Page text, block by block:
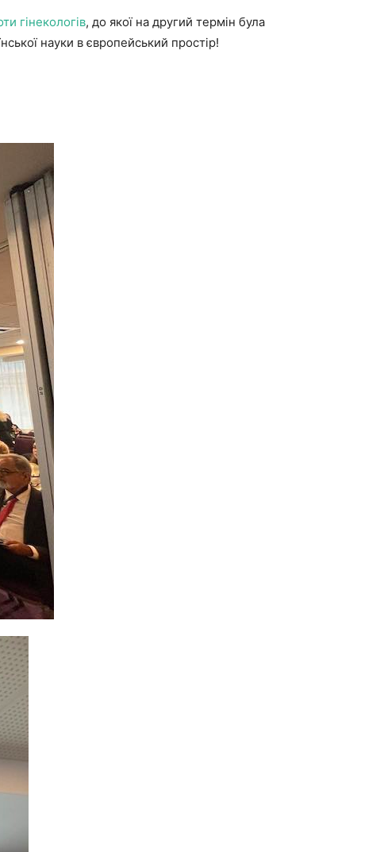
гінекологів, до якої на другий термін була
науки в європейський простір!